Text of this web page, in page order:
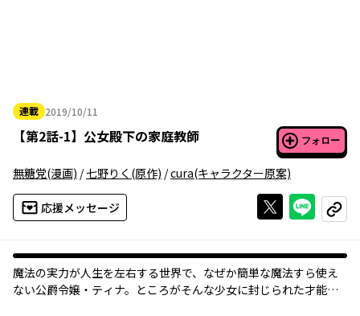
連載 2019/10/11
2019年10月11日
【第2話-1】 公女殿下の家庭教師 フォロー
無糖党(漫画) /七野りく (原作) /cura(キャラクター原案)
応援メッセージ Xで投稿する
ライン
コピー
魔法の実力が人生を左右する世界で、なぜか簡単な魔法すら使え
ない公爵令嬢・ティナ。ところがそんな少女に封じられた才能